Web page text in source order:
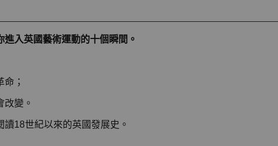
入英國藝術運動的十個瞬間。
；
改變。
18世紀以來的英國發展史。